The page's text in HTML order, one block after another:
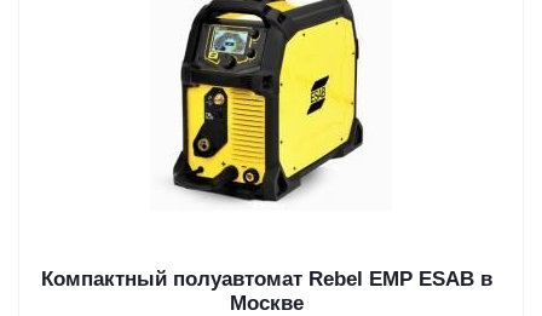
Компактный полуавтомат Rebel EMP ESAB в
Москве